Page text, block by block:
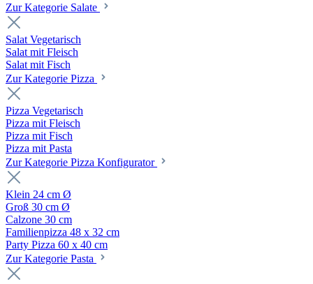
Zur Kategorie Salate
Salat Vegetarisch
Salat mit Fleisch
Salat mit Fisch
Zur Kategorie Pizza
Pizza Vegetarisch
Pizza mit Fleisch
Pizza mit Fisch
Pizza mit Pasta
Zur Kategorie Pizza Konfigurator
Klein 24 cm Ø
Groß 30 cm Ø
Calzone 30 cm
Familienpizza 48 x 32 cm
Party Pizza 60 x 40 cm
Zur Kategorie Pasta